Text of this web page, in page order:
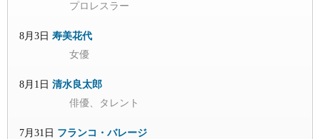
プロレスラー
8月3日 寿美花代
女優
8月1日 清水良太郎
俳優、タレント
7月31日 フランコ・バレージ